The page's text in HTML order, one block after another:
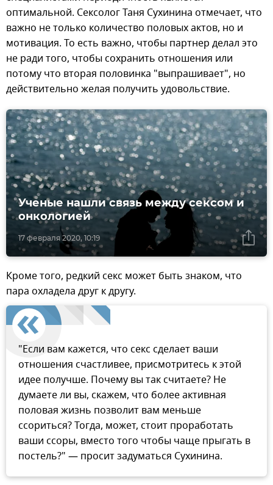
оптимальной. Сексолог Таня Сухинина отмечает, что
важно не только количество половых актов, но и
мотивация. То есть важно, чтобы партнер делал это
не ради того, чтобы сохранить отношения или
потому что вторая половинка "выпрашивает", но
действительно желая получить удовольствие.
17 февраля 2020, 10:19
Ученые нашли связь между сексом и
онкологией
Кроме того, редкий секс может быть знаком, что
пара охладела друг к другу.
"Если вам кажется, что секс сделает ваши
отношения счастливее, присмотритесь к этой
идее получше. Почему вы так считаете? Не
думаете ли вы, скажем, что более активная
половая жизнь позволит вам меньше
ссориться? Тогда, может, стоит проработать
ваши ссоры, вместо того чтобы чаще прыгать в
постель?" — просит задуматься Сухинина.